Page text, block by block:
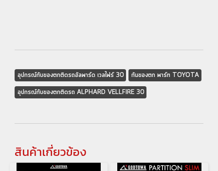
อุปกรณ์กับของตกติดรถอัลพาร์ด เวลไฟร์ 30
กันของตก พาร์ท TOYOTA
อุปกรณ์กับของตกติดรถ ALPHARD VELLFIRE 30
สินค้าเกี่ยวข้อง